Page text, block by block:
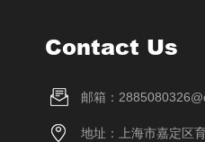
Contact Us
邮箱：
地址：上海市嘉定区